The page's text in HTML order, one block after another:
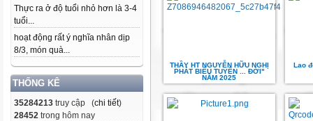
Thực ra ở độ tuổi nhỏ hơn là 3-4
tuổi...
hoạt động rất ý nghĩa nhân dịp
8/3, món quà...
THỐNG KÊ
35284213 truy cập (chi tiết)
28452 trong hôm nay
THẦY HT NGUYỄN HỮU NGHỊ
PHÁT BIỂU TUYÊN ... ĐỜI"
NĂM 2025
Lao